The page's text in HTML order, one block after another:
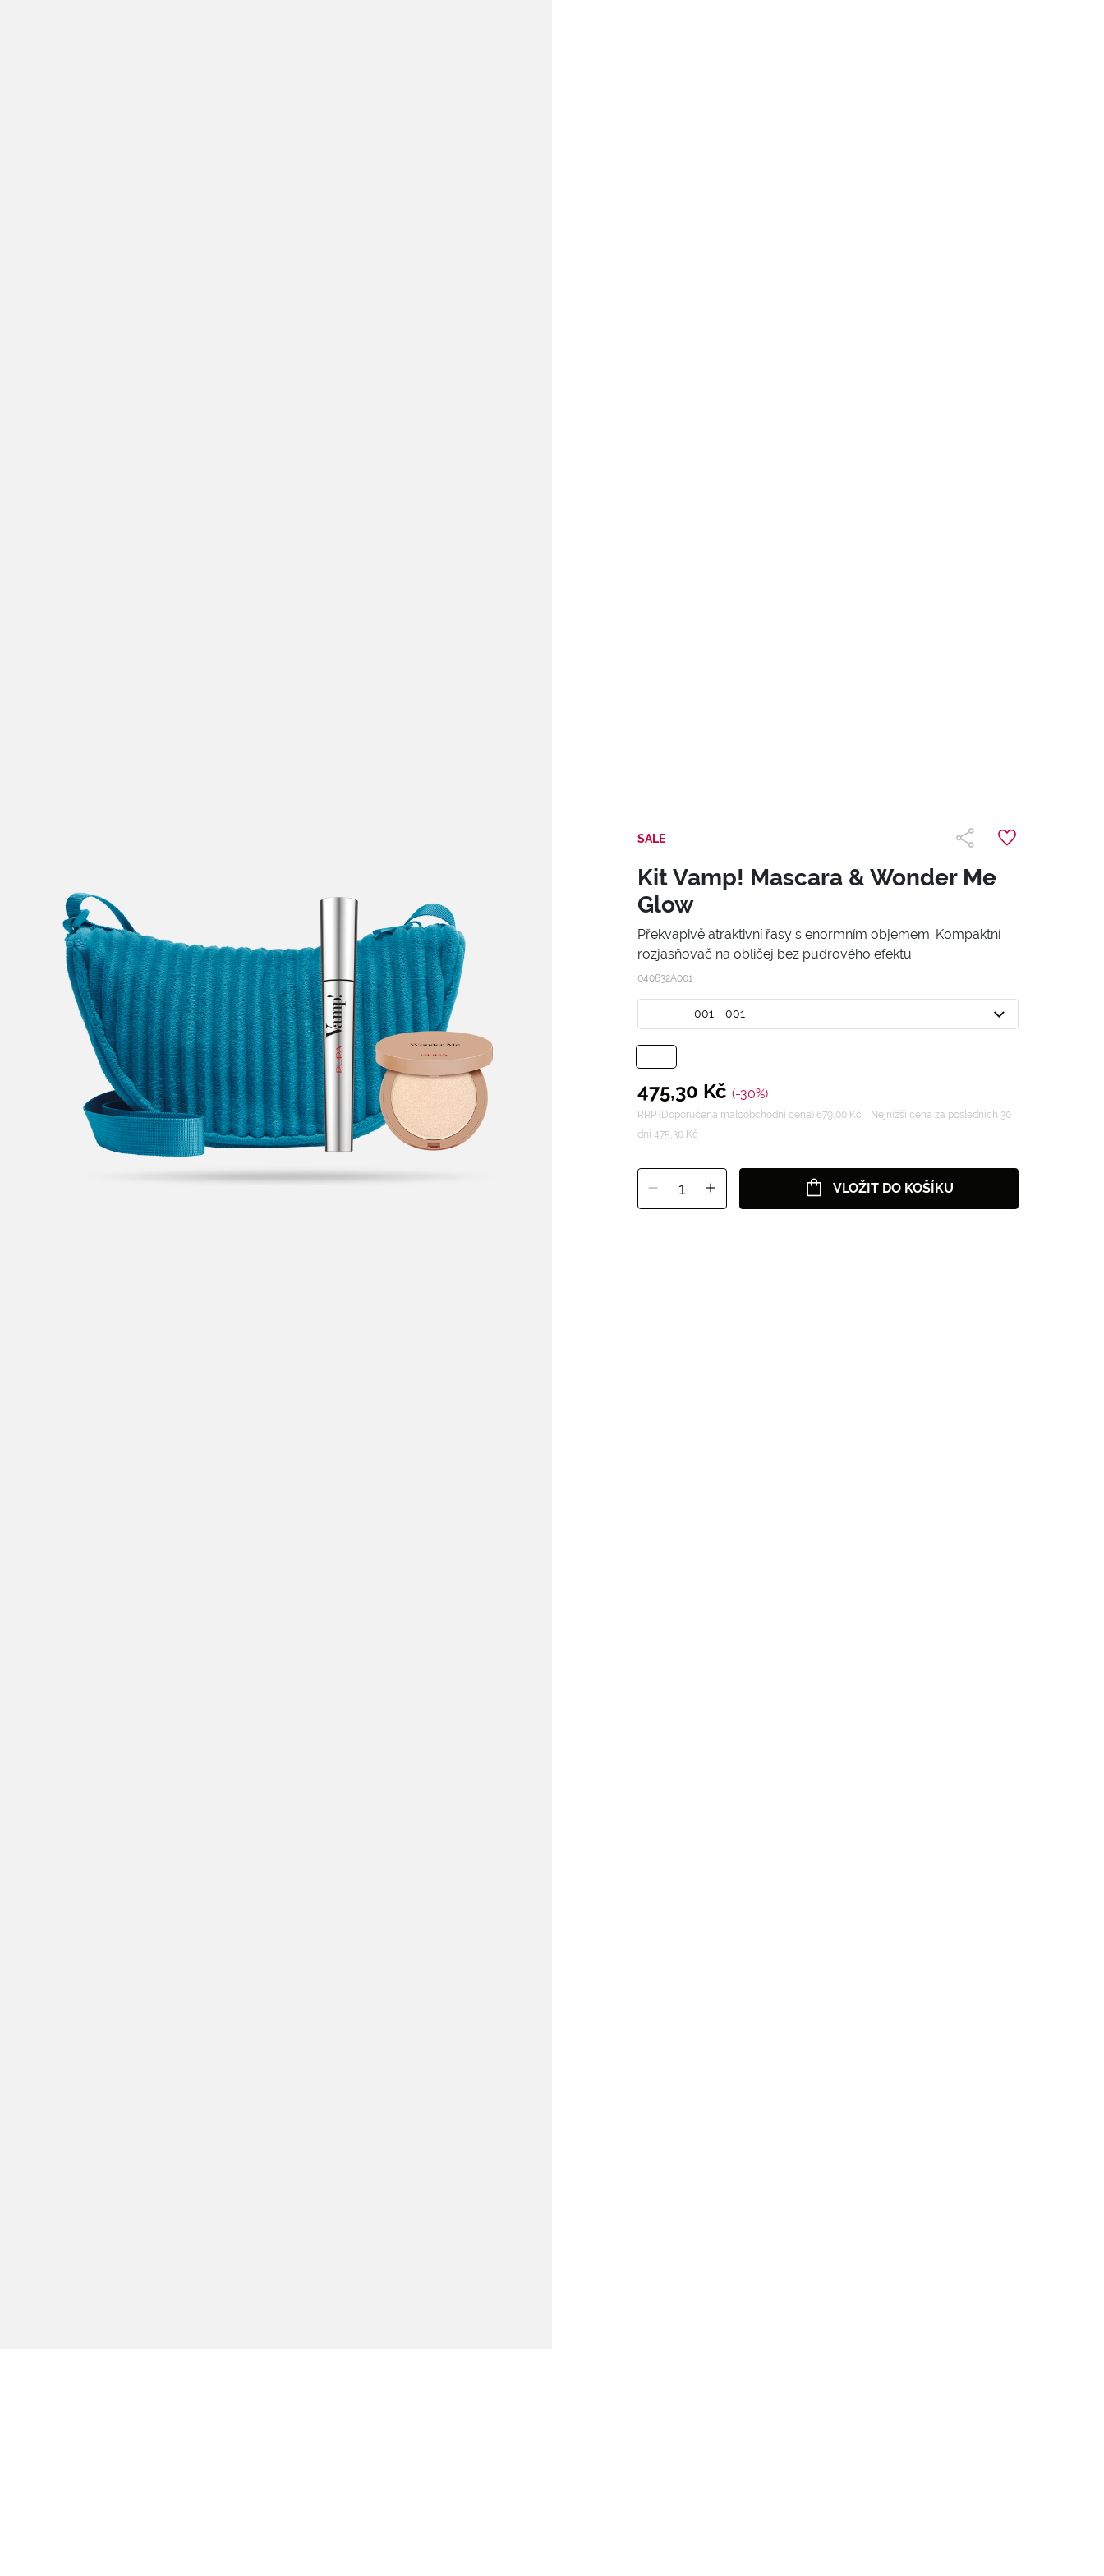
SALE
Kit Vamp! Mascara & Wonder Me
Glow
Překvapivě atraktivní řasy s enormním objemem. Kompaktní
rozjasňovač na obličej bez pudrového efektu
040632A001
001 - 001
475,30 Kč (-30%)
RRP (Doporučená maloobchodní cena) 679,00 Kč
Nejnižší cena za posledních 30
dní 475,30 Kč
1 VLOŽIT DO KOŠÍKU